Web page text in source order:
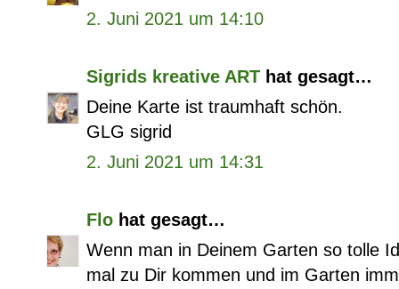
2. Juni 2021 um 14:10
Sigrids kreative ART hat gesagt…
Deine Karte ist traumhaft schön.
GLG sigrid
2. Juni 2021 um 14:31
Flo hat gesagt…
Wenn man in Deinem Garten so tolle
mal zu Dir kommen und im Garten